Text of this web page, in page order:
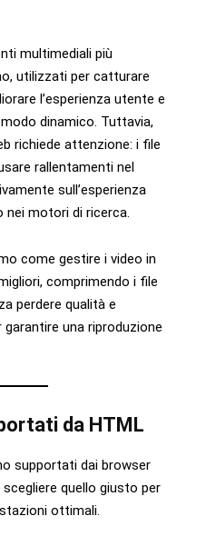
multimediali più
utilizzati per catturare
l’esperienza utente e
dinamico. Tuttavia,
richiede attenzione: i file
rallentamenti nel
sull’esperienza
motori di ricerca.
come gestire i video in
comprimendo i file
perdere qualità e
una riproduzione
da HTML
supportati dai browser
quello giusto per
ottimali.